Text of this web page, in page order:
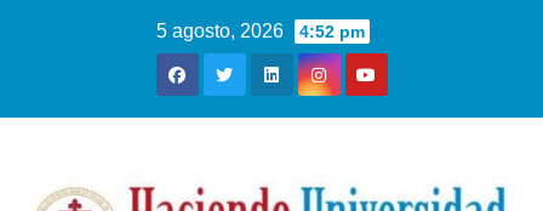
5 agosto, 2026 4:52 pm